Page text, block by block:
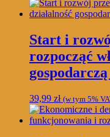
Start i
rozpocząć
39,99 zł (w tym 5%